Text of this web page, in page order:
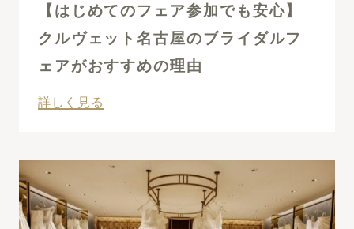
【はじめてのフェア参加でも安心】
クルヴェット名古屋のブライダルフ
ェアがおすすめの理由
詳しく見る